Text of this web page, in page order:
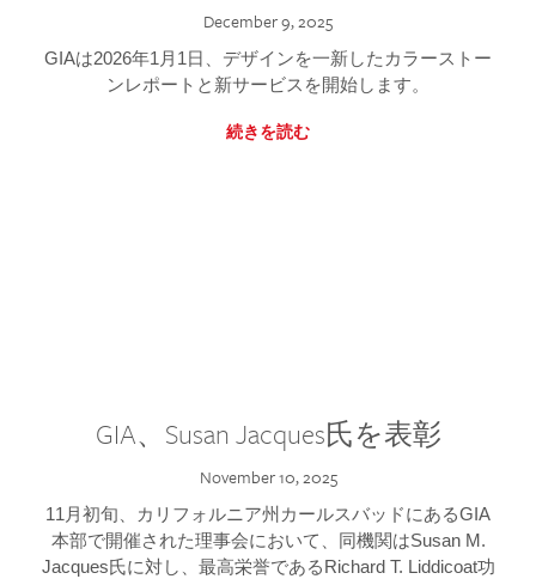
December 9, 2025
GIAは2026年1月1日、デザインを一新したカラーストー
ンレポートと新サービスを開始します。
続きを読む
GIA、Susan Jacques氏を表彰
November 10, 2025
11月初旬、カリフォルニア州カールスバッドにあるGIA
本部で開催された理事会において、同機関はSusan M.
Jacques氏に対し、最高栄誉であるRichard T. Liddicoat功